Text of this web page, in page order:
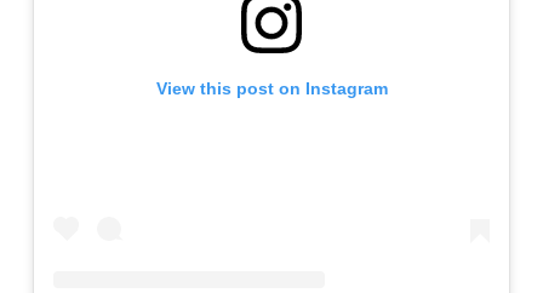
View this post on Instagram